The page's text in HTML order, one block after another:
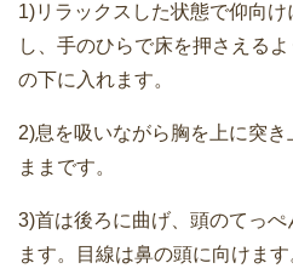
1)リラックスした状態で仰向
し、手のひらで床を押さえる
の下に入れます。
2)息を吸いながら胸を上に突
ままです。
3)首は後ろに曲げ、頭のてっぺ
ます。目線は鼻の頭に向けます